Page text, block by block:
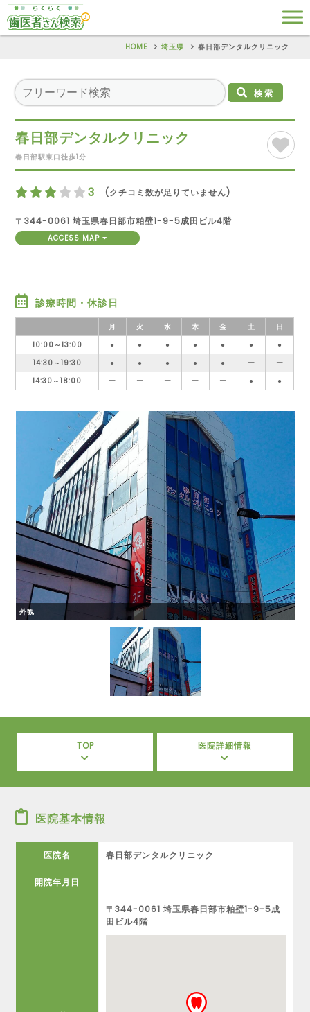
HOME 埼玉県 春日部デンタルクリニック
検索
春日部デンタルクリニック
春日部駅東口徒歩1分
3 (クチコミ数が足りていません)
〒344-0061 埼玉県春日部市粕壁1-9-5成田ビル4階
ACCESS MAP
診療時間・休診日
月 火 水 木 金 土
日
10:00～13:00
● ● ● ● ● ●
●
14:30～19:30
● ● ● ● ● ー
ー
14:30～18:00
ー ー ー ー ー ● ●
外観
TOP 医院詳細情報
医院基本情報
医院名 春日部デンタルクリニック
開院年月日
〒344-0061 埼玉県春日部市粕壁1-9-5成
田ビル4階